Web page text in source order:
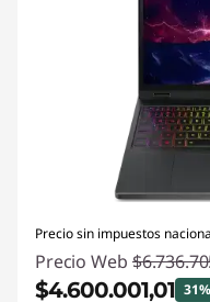
Precio sin impuestos
Precio Web
$4.600.001,01